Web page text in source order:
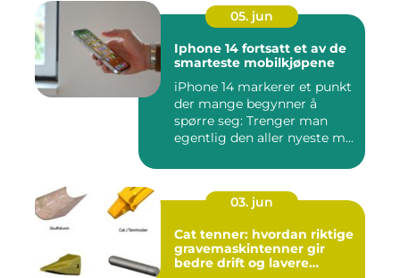
05. jun
Iphone 14 fortsatt et av de
smarteste mobilkjøpene
iPhone 14 markerer et punkt
der mange begynner å
spørre seg: Trenger man
egentlig den aller nyeste m...
03. jun
Cat tenner: hvordan riktige
gravemaskintenner gir
bedre drift og lavere